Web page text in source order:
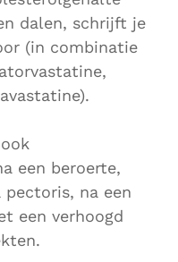
dalen, schrijft je
(in combinatie
een beroerte,
na een
een verhoogd